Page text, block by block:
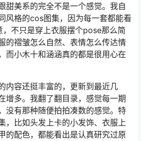
甜美系的完全不是一个感觉。我自
风格的cos图集，因为每一套都能看
不只是穿上衣服摆个pose那么简
的褶皱怎么自然、表情怎么传达情
而小木十和涵涵真的都是很用心在
内容还挺丰富的，更新到最近几
增多。我翻了翻目录，感觉每一期
没有那种随便拍拍凑数的感觉。特
，比如头发上卡的小发饰、衣服上
的配色，都能看出是认真研究过原